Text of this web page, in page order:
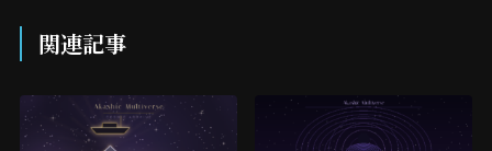
関連記事